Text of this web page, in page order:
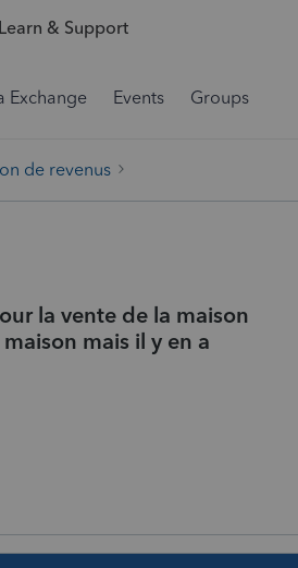
Learn & Support
Exchange Events Groups
de revenus
la vente de la maison
mais il y en a